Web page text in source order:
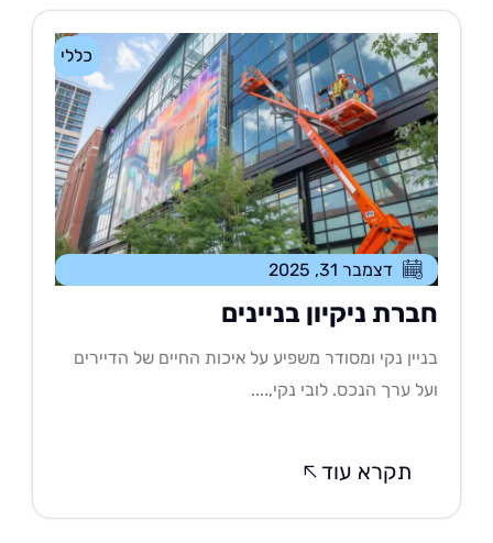
כללי
דצמבר 31, 2025
ניקיון בניינים
נקי ומסודר משפיע על איכות החיים של הדיירים
ערך הנכס. לובי נקי,....
תקרא עוד